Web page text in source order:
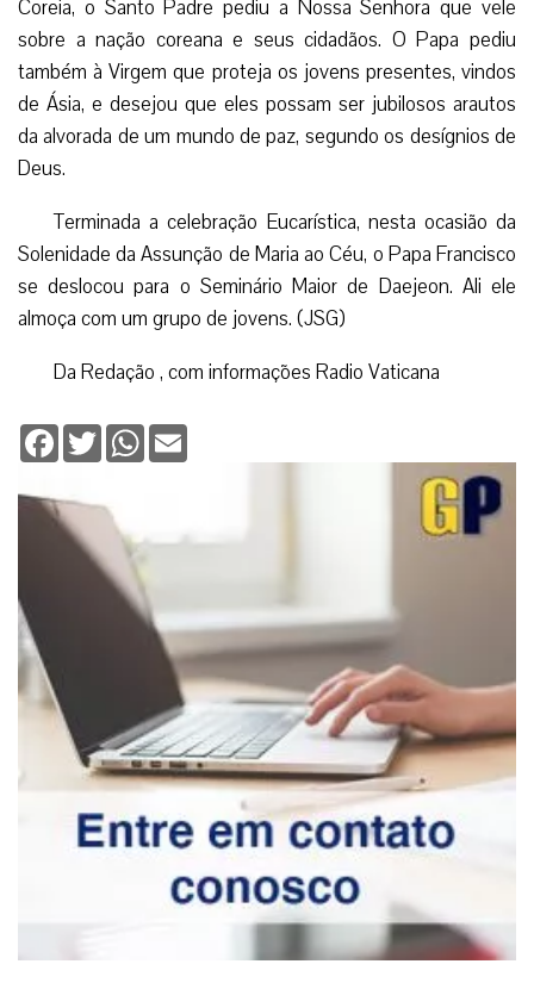
Coreia, o Santo Padre pediu a Nossa Senhora que vele
sobre a nação coreana e seus cidadãos. O Papa pediu
também à Virgem que proteja os jovens presentes, vindos
de Ásia, e desejou que eles possam ser jubilosos arautos
da alvorada de um mundo de paz, segundo os desígnios de
Deus.
Terminada a celebração Eucarística, nesta ocasião da
Solenidade da Assunção de Maria ao Céu, o Papa Francisco
se deslocou para o Seminário Maior de Daejeon. Ali ele
almoça com um grupo de jovens. (JSG)
Da Redação , com informações Radio Vaticana
Facebook
TwitterWhatsApp